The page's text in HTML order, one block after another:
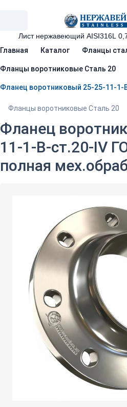
Главная Каталог Фланцы
Фланцы воротниковые Сталь 20
Фланцы воротниковые Сталь 20
Фланец
11-1-B-ст.20-IV
полная